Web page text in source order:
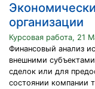
организации
Курсовая работа, 21
Финансовый анализ
внешними
сделок или для
состоянии компании